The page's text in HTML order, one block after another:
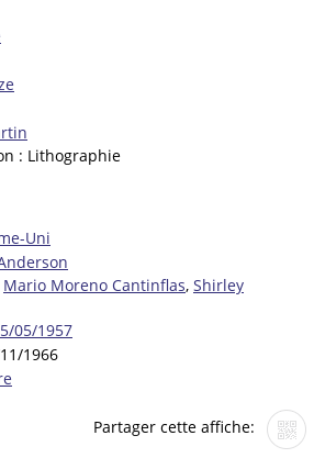
: Lithographie
Uni
Mario Moreno Cantinflas, Shirley
05/1957
1966
Partager cette affiche: